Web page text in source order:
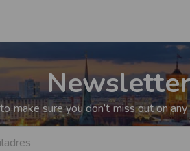
Newsletter
make sure you don’t miss out on